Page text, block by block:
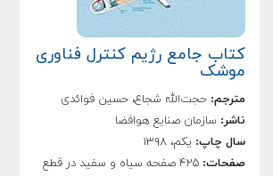
کتاب جامع رژیم کنترل فناوری
موشک
مترجم: حجت‌الله شجاع، حسين فوائدی
ناشر: سازمان صنایع هوافضا
سال چاپ: یکم، ۱۳۹۸
صفحات:
۴۲۵ صفحه سیاه و سفید در قطع